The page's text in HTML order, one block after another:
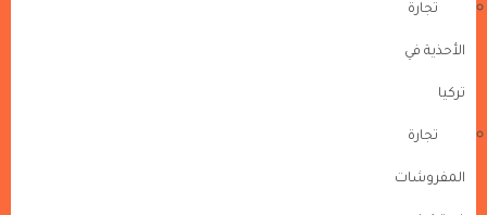
تجارة
الأحذية في
تركيا
تجارة
المفروشات